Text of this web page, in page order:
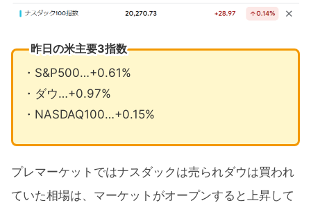
昨日の米主要3指数
・S&P500…+0.61%
・ダウ…+0.97%
・NASDAQ100…+0.15%
プレマーケットではナスダックは売られダウは買われ
ていた相場は、マーケットがオープンすると上昇して